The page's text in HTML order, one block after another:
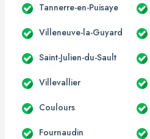
Tannerre-en-Puisaye
Villeneuve-la-Guyard
Saint-Julien-du-Sault
Villevallier
Coulours
Fournaudin